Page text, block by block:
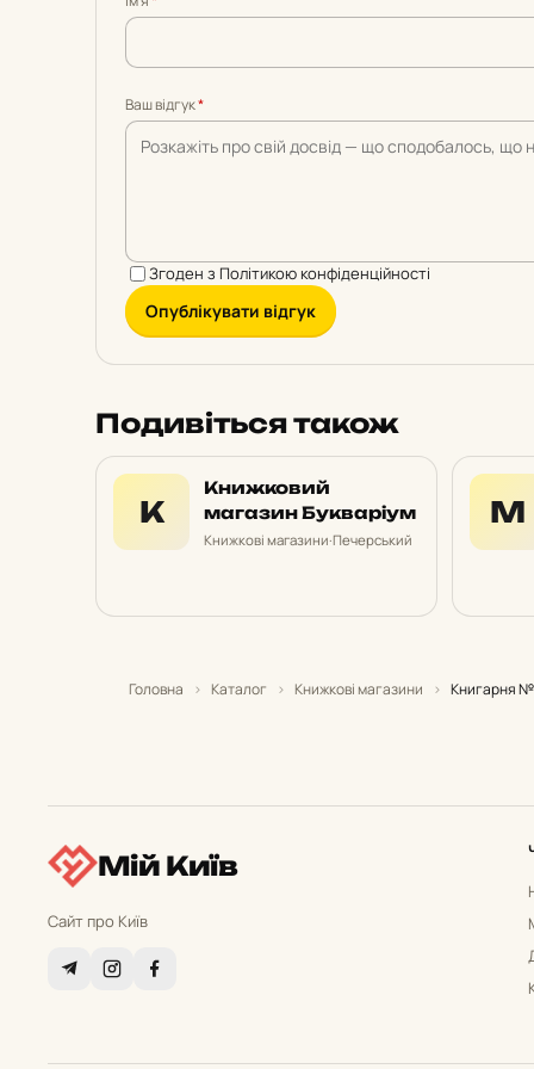
5
5
5
5
5
Ваш відгук*
Згоден з Політикою конфіденційності
Опублікувати відгук
Подивіться також
К
Книжковий
магазин Букваріум
Книжкові магазини·Печерський
М
Головна › Каталог › Книжкові магазини › Книгарня №
Мій Київ
Сайт про Київ